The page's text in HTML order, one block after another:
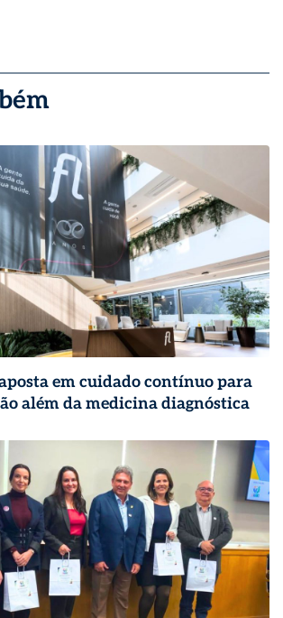
em cuidado contínuo para
além da medicina diagnóstica